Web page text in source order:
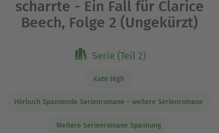
scharrte - Ein Fall für Clarice
Beech, Folge 2 (Ungekürzt)
Serie (Teil 2)
Kate High
Hörbuch Spannende Serienromane – weitere Serienromane
Weitere Serienromane Spannung